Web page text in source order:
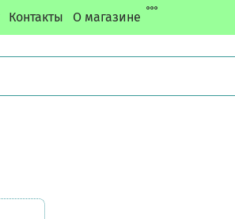
Контакты О магазине